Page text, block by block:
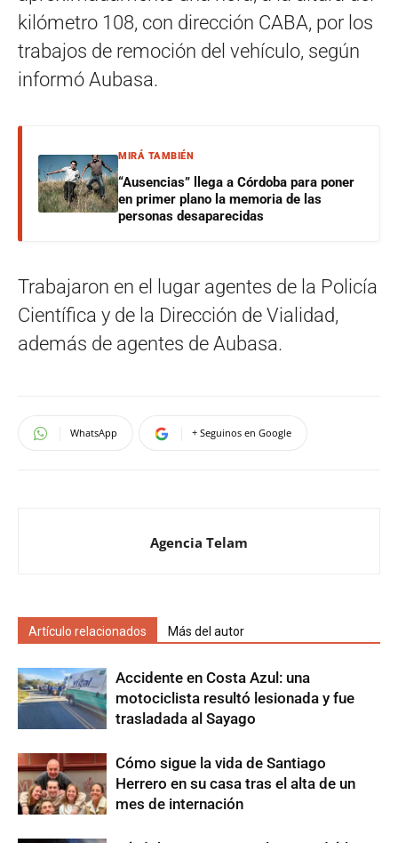
kilómetro 108, con dirección CABA, por los
trabajos de remoción del vehículo, según
informó Aubasa.
MIRÁ TAMBIÉN
“Ausencias” llega a Córdoba para poner
en primer plano la memoria de las
personas desaparecidas
Trabajaron en el lugar agentes de la Policía
Científica y de la Dirección de Vialidad,
además de agentes de Aubasa.
WhatsApp + Seguinos en Google
Agencia Telam
Artículo relacionados Más del autor
Accidente en Costa Azul: una
motociclista resultó lesionada y fue
trasladada al Sayago
Cómo sigue la vida de Santiago
Herrero en su casa tras el alta de un
mes de internación